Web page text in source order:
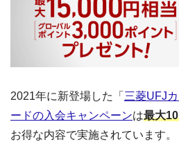
2021年に新登場した「 三菱UFJ
ードの入会キャンペーンは最大
お得な内容で実施されています。